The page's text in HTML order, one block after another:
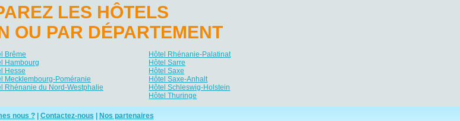
LES HÔTELS
OU PAR DÉPARTEMENT
Brême
Hambourg
Hesse
Mecklembourg-Poméranie
Rhénanie du Nord-Westphalie
Hôtel Rhénanie-Palatinat
Hôtel Sarre
Hôtel Saxe
Hôtel Saxe-Anhalt
Hôtel Schleswig-Holstein
Hôtel Thuringe
nous ?| Contactez-nous | Nos partenaires